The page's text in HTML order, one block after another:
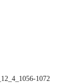
1072